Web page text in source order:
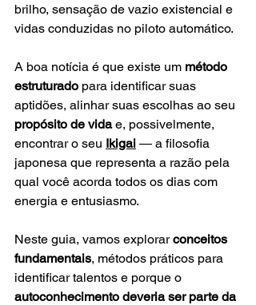
brilho, sensação de vazio existencial e
vidas conduzidas no piloto automático.
A boa notícia é que existe um método
estruturado para identificar suas
aptidões, alinhar suas escolhas ao seu
propósito de vida e, possivelmente,
encontrar o seu Ikigai — a filosofia
japonesa que representa a razão pela
qual você acorda todos os dias com
energia e entusiasmo.
Neste guia, vamos explorar conceitos
fundamentais, métodos práticos para
identificar talentos e porque o
autoconhecimento deveria ser parte da